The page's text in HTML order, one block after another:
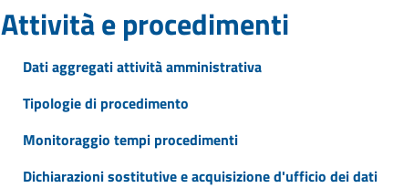
Attività e procedimenti
Dati aggregati attività amministrativa
Tipologie di procedimento
Monitoraggio tempi procedimenti
Dichiarazioni sostitutive e acquisizione d'ufficio dei dati